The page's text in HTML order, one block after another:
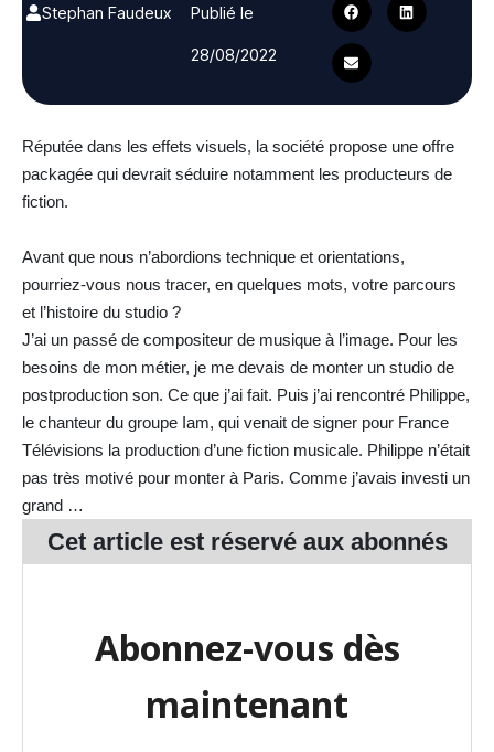
Stephan Faudeux
Publié le
28/08/2022
Réputée dans les effets visuels, la société propose une offre
packagée qui devrait séduire notamment les producteurs de
fiction.
Avant que nous n’abordions technique et orientations,
pourriez-vous nous tracer, en quelques mots, votre parcours
et l’histoire du studio ?
J’ai un passé de compositeur de musique à l’image. Pour les
besoins de mon métier, je me devais de monter un studio de
postproduction son. Ce que j’ai fait. Puis j’ai rencontré Philippe,
le chanteur du groupe Iam, qui venait de signer pour France
Télévisions la production d’une fiction musicale. Philippe n’était
pas très motivé pour monter à Paris. Comme j’avais investi un
grand …
Cet article est réservé aux abonnés
Abonnez-vous dès
maintenant